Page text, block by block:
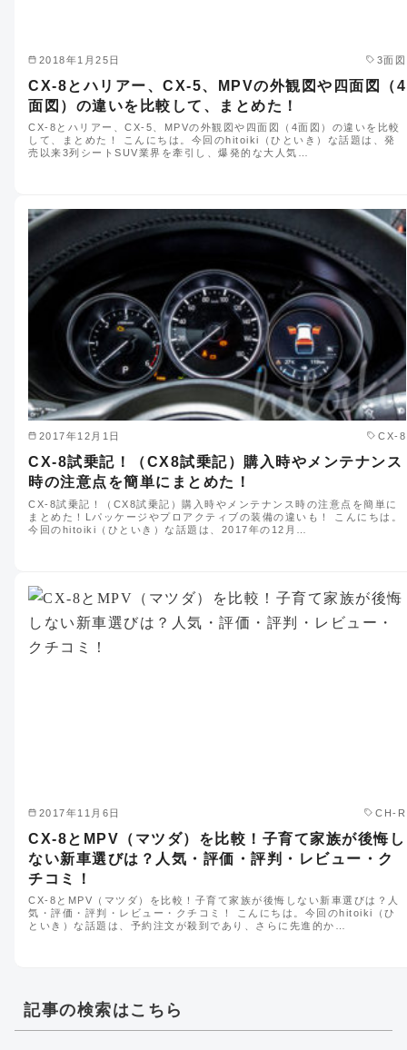
2018年1月25日 3面図
CX-8とハリアー、CX-5、MPVの外観図や四面図（4
面図）の違いを比較して、まとめた！
CX-8とハリアー、CX-5、MPVの外観図や四面図（4面図）の違いを比較
して、まとめた！ こんにちは。今回のhitoiki（ひといき）な話題は、発
売以来3列シートSUV業界を牽引し、爆発的な大人気…
2017年12月1日 CX-8
CX-8試乗記！（CX8試乗記）購入時やメンテナンス
時の注意点を簡単にまとめた！
CX-8試乗記！（CX8試乗記）購入時やメンテナンス時の注意点を簡単に
まとめた！Lパッケージやプロアクティブの装備の違いも！ こんにちは。
今回のhitoiki（ひといき）な話題は、2017年の12月…
2017年11月6日 CH-R
CX-8とMPV（マツダ）を比較！子育て家族が後悔し
ない新車選びは？人気・評価・評判・レビュー・ク
チコミ！
CX-8とMPV（マツダ）を比較！子育て家族が後悔しない新車選びは？人
気・評価・評判・レビュー・クチコミ！ こんにちは。今回のhitoiki（ひ
といき）な話題は、予約注文が殺到であり、さらに先進的か…
記事の検索はこちら